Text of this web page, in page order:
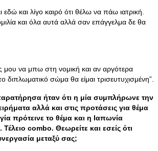
και λίγο καιρό ότι θέλω να πάω ιατρική.
και όλα αυτά αλλά σαν επάγγελμα δε θα
μου να μπω στη νομική και αν αργότερα
σώμα θα είμαι τρισευτυχισμένη”.
ήταν ότι η μία συμπλήρωνε την
αλλά και στις προτάσεις για θέμα
πρότεινε το θέμα και η Ιαπωνία
combo. Θεωρείτε και εσείς ότι
μεταξύ σας;